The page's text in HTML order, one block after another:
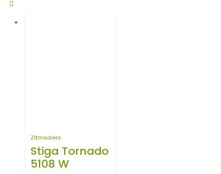
Zitmaaiers
Stiga Tornado
5108 W